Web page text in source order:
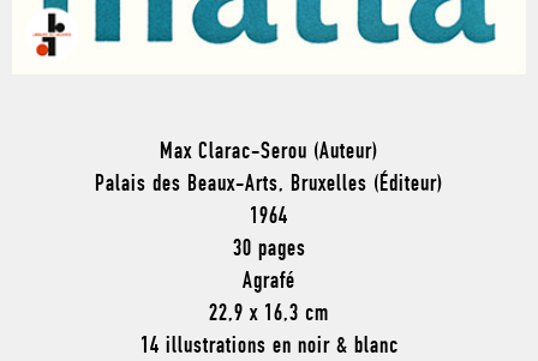
Max Clarac-Serou (Auteur)
Palais des Beaux-Arts, Bruxelles (Éditeur)
1964
30 pages
Agrafé
22,9 x 16,3 cm
14 illustrations en noir & blanc